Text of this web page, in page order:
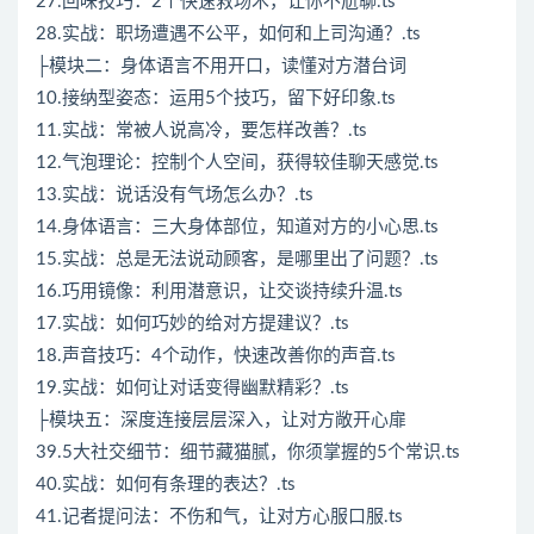
28.实战：职场遭遇不公平，如何和上司沟通？.ts
├模块二：身体语言不用开口，读懂对方潜台词
10.接纳型姿态：运用5个技巧，留下好印象.ts
11.实战：常被人说高冷，要怎样改善？.ts
12.气泡理论：控制个人空间，获得较佳聊天感觉.ts
13.实战：说话没有气场怎么办？.ts
14.身体语言：三大身体部位，知道对方的小心思.ts
15.实战：总是无法说动顾客，是哪里出了问题？.ts
16.巧用镜像：利用潜意识，让交谈持续升温.ts
17.实战：如何巧妙的给对方提建议？.ts
18.声音技巧：4个动作，快速改善你的声音.ts
19.实战：如何让对话变得幽默精彩？.ts
├模块五：深度连接层层深入，让对方敞开心扉
39.5大社交细节：细节藏猫腻，你须掌握的5个常识.ts
40.实战：如何有条理的表达？.ts
41.记者提问法：不伤和气，让对方心服口服.ts